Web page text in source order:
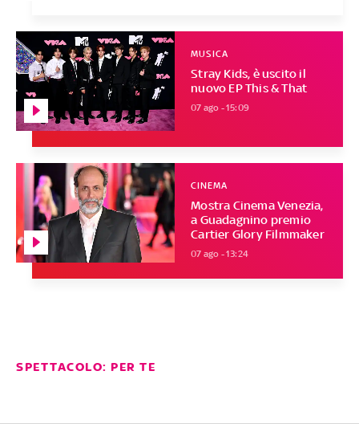
Stray Kids, è uscito il
nuovo EP This & That
MUSICA
07 ago - 15:09
Mostra Cinema Venezia,
a Guadagnino premio
Cartier Glory Filmmaker
CINEMA
07 ago - 13:24
SPETTACOLO: PER TE